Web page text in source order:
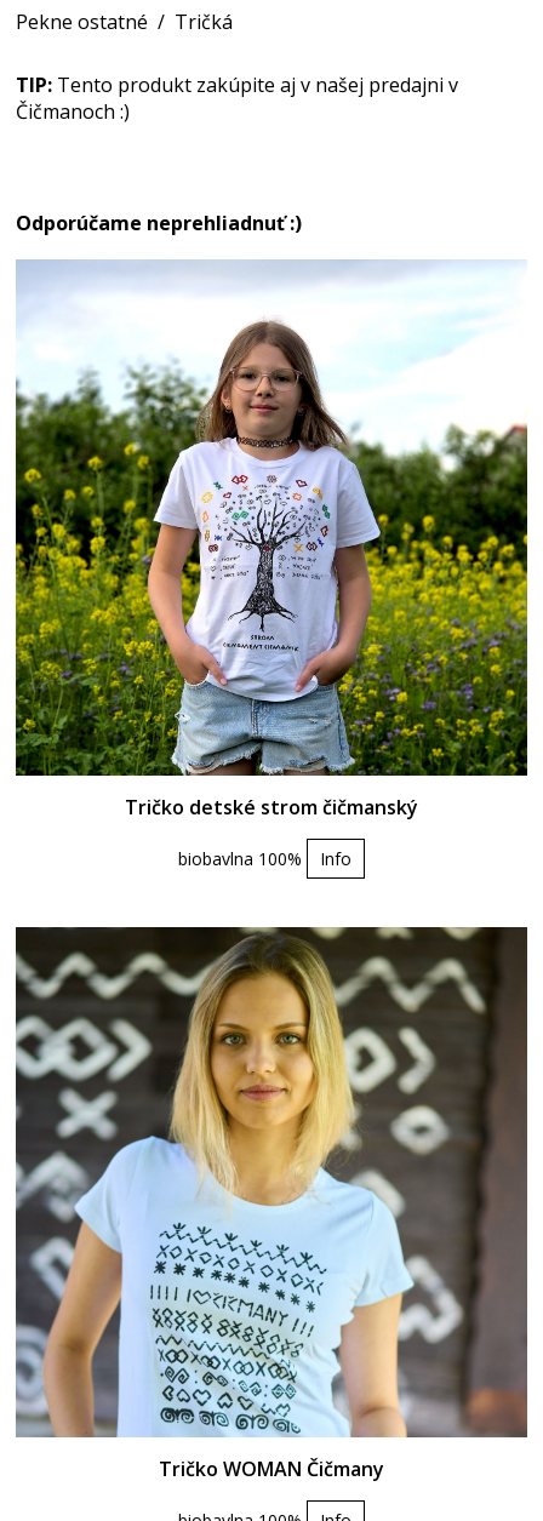
Pekne ostatné / Tričká
TIP: Tento produkt zakúpite aj v našej predajni v
Čičmanoch :)
Odporúčame neprehliadnuť :)
Tričko detské strom čičmanský
biobavlna 100% Info
Tričko WOMAN Čičmany